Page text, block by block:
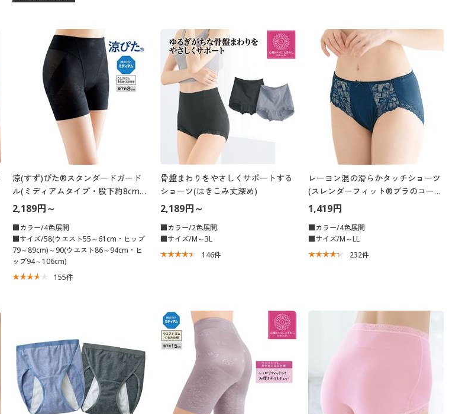
涼(すず)ぴた®スタンダードガード
ル(ミディアムタイプ・股下約8cm・
ウエストゴム身生地くるみ仕様)
2,189円～
■カラー/4色展開
■サイズ/58(ウエスト55～61cm・ヒップ
79～89cm)～90(ウエスト86～94cm・ヒ
ップ94～106cm)
155件
骨盤まわりをやさしくサポートする
ショーツ(はきこみ丈深め)
2,189円～
■カラー/2色展開
■サイズ/M～3L
146件
レーヨン混の滑らかタッチショーツ
(スレンダーフィット®ブラのコーデ
ィネートショーツ)
1,419円
■カラー/4色展開
■サイズ/M～LL
232件